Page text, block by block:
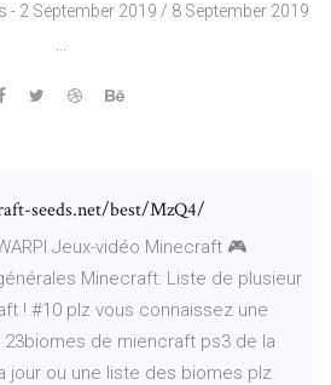
- 2 September 2019 / 8 September 2019
seeds.net/best/MzQ4/
Jeux-vidéo Minecraft 🎮
Minecraft: Liste de plusieur
! #10 plz vous connaissez une
de miencraft ps3 de la
jour ou une liste des biomes plz